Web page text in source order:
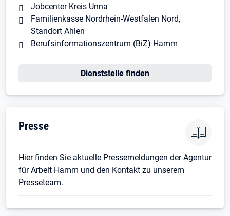
Jobcenter Kreis Unna
Familienkasse Nordrhein-Westfalen Nord,
Standort Ahlen
Berufsinformationszentrum (BiZ) Hamm
Dienststelle finden
Presse
Hier finden Sie aktuelle Pressemeldungen der Agentur
für Arbeit Hamm und den Kontakt zu unserem
Presseteam.